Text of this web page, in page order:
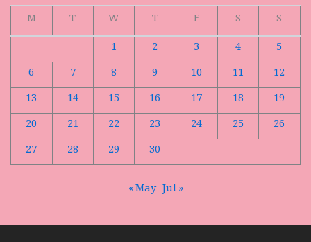
M
T W T F S
S
1
2 3 4
5
6
7 8 9 10 11
12
13
14 15 16 17 18
19
20
21 22 23 24 25
26
27
28 29 30
« May Jul »